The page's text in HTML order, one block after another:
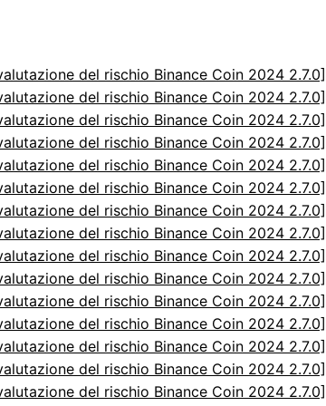
del rischio Binance Coin 2024 2.7.0]
del rischio Binance Coin 2024 2.7.0]
del rischio Binance Coin 2024 2.7.0]
del rischio Binance Coin 2024 2.7.0]
del rischio Binance Coin 2024 2.7.0]
del rischio Binance Coin 2024 2.7.0]
del rischio Binance Coin 2024 2.7.0]
del rischio Binance Coin 2024 2.7.0]
del rischio Binance Coin 2024 2.7.0]
del rischio Binance Coin 2024 2.7.0]
del rischio Binance Coin 2024 2.7.0]
del rischio Binance Coin 2024 2.7.0]
del rischio Binance Coin 2024 2.7.0]
del rischio Binance Coin 2024 2.7.0]
del rischio Binance Coin 2024 2.7.0]